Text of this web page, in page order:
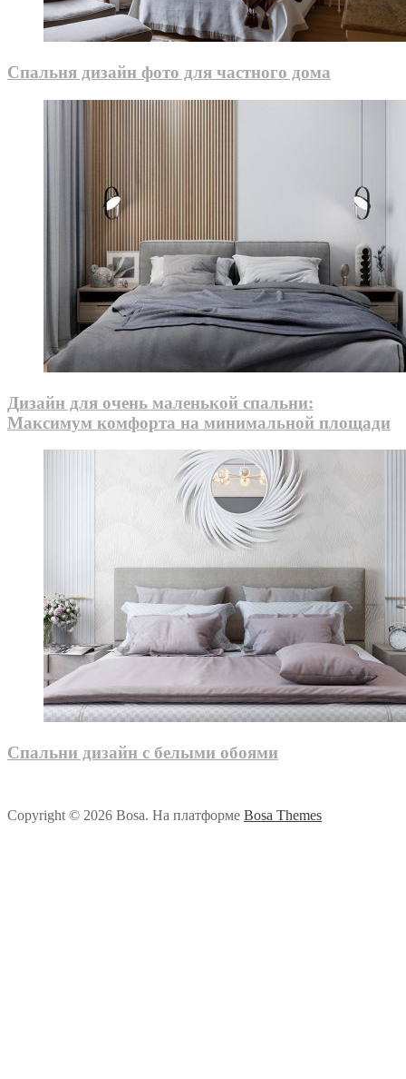
Спальня дизайн фото для частного дома
Дизайн для очень маленькой спальни:
Максимум комфорта на минимальной площади
Спальни дизайн с белыми обоями
Copyright © 2026 Bosa. На платформе Bosa Themes